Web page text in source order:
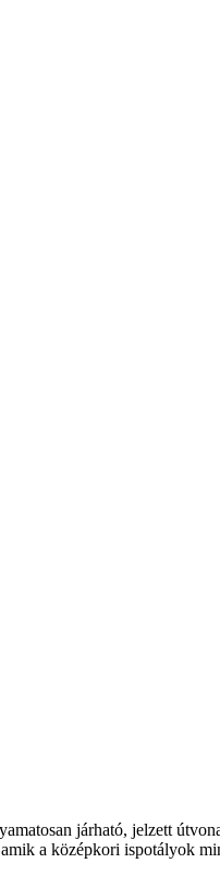
járható, jelzett
a középkori ispotályok